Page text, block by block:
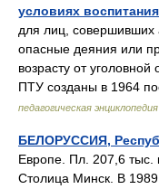
условиях воспитания
для лиц, совершивших
опасные деяния или
возрасту от
ПТУ созданы в 1964
педагогическая энциклопедия
БЕЛОРУССИЯ,
Европе. Пл. 207,6 тыс.
Столица Минск. В 1989